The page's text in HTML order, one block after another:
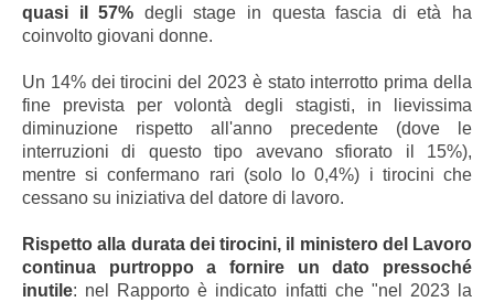
quasi il 57% degli stage in questa fascia di età ha
coinvolto giovani donne.
Un 14% dei tirocini del 2023 è stato interrotto prima della
fine prevista per volontà degli stagisti, in lievissima
diminuzione rispetto all'anno precedente (dove le
interruzioni di questo tipo avevano sfiorato il 15%),
mentre si confermano rari (solo lo 0,4%) i tirocini che
cessano su iniziativa del datore di lavoro.
Rispetto alla durata dei tirocini, il ministero del Lavoro
continua purtroppo a fornire un dato pressoché
inutile: nel Rapporto è indicato infatti che "nel 2023 la